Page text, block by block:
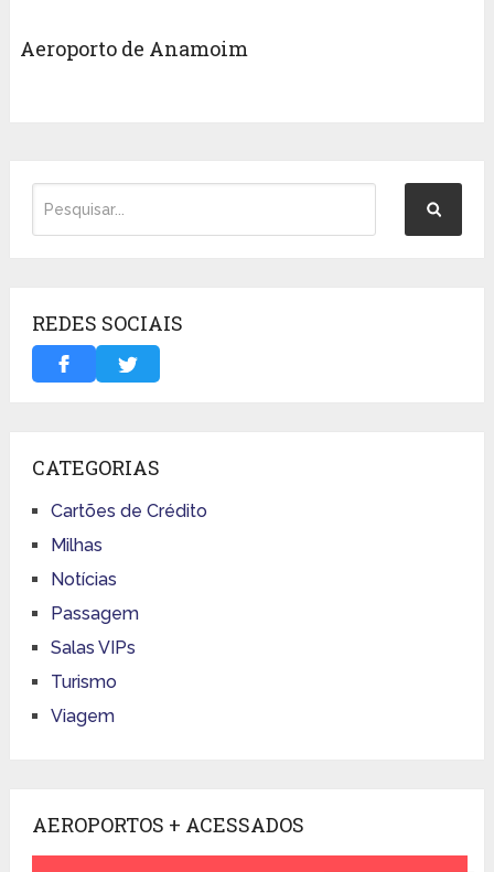
Aeroporto de Anamoim
REDES SOCIAIS
CATEGORIAS
Cartões de Crédito
Milhas
Notícias
Passagem
Salas VIPs
Turismo
Viagem
AEROPORTOS + ACESSADOS